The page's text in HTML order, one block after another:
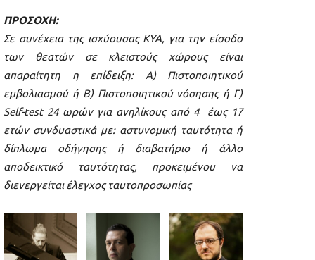
ΠΡΟΣΟΧΗ:
Σε συνέχεια της ισχύουσας ΚΥΑ, για την είσοδο
των θεατών σε κλειστούς χώρους είναι
απαραίτητη η επίδειξη: Α) Πιστοποιητικού
εμβολιασμού ή Β) Πιστοποιητικού νόσησης ή Γ)
Self-test 24 ωρών για ανηλίκους από 4 έως 17
ετών συνδυαστικά με: αστυνομική ταυτότητα ή
δίπλωμα οδήγησης ή διαβατήριο ή άλλο
αποδεικτικό ταυτότητας, προκειμένου να
διενεργείται έλεγχος ταυτοπροσωπίας